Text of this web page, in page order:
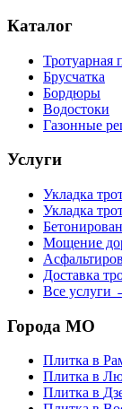
Каталог
Тротуарная
Брусчатка
Бордюры
Водостоки
Газонные
Услуги
Укладка
Укладка
Мощение
Доставка
Все услуги
Города МО
Плитка в
Плитка в
Плитка в